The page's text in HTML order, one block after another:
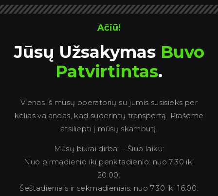
Ačiū!
Jūsų Užsakymas Buvo
Patvirtintas.
Vienas iš mūsų operatorių su jumis susisieks per
kelias valandas, kad suderintų transportą. Prašome
atsiliepti į mūsų skambutį.
Mūsų biurai dirba: – Šiuo laiku:
Nuo pirmadienio iki penktadienio: nuo 7:30 iki
20:00.
Šeštadieniais ir sekmadieniais: nuo 7:30 iki 16:00.